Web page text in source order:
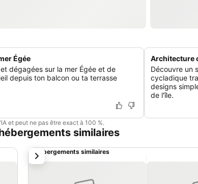
Égée
dégagées sur la mer Égée et de
depuis ton balcon ou ta terrasse
Architecture
Découvre un
cycladique
designs
de l'île.
et peut ne pas être exact à 100 %.
similaires
Hébergements similaires
suivant